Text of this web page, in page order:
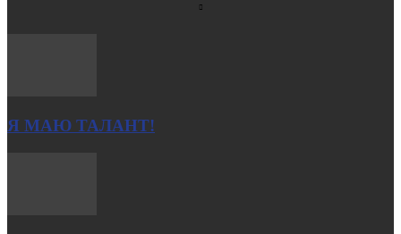
Я МАЮ ТАЛАНТ!